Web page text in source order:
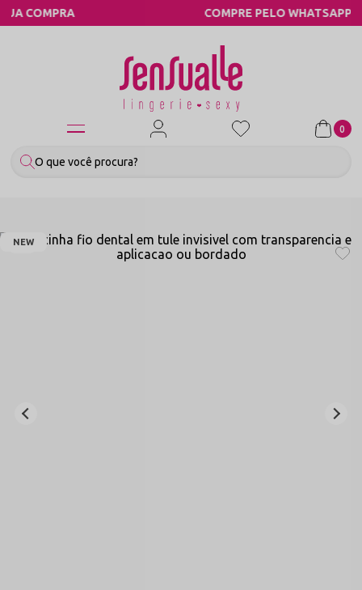
COMPRE PELO WHATSAPP
0
NEW